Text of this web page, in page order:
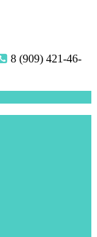
8 (909) 421-46-